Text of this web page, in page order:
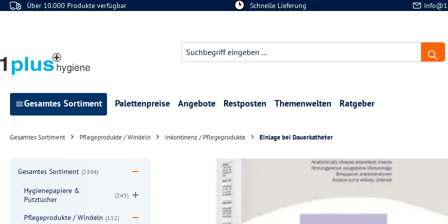
Hauptinhalt springen
Zur Suche springen
Zur Hauptnavigation springen
Über 10.000 Produkte verfügbar Schnelle Lieferung
Gesamtes Sortiment Palettenpreise Angebote Restposten Themenwelten Ratgeber
Gesamtes Sortiment Pflegeprodukte / Windeln Inkontinenz / Pflegeprodukte Einlage bei Dauerkatheter
Gesamtes Sortiment (2394)
Hygienepapiere &
Putztücher
(245)
Pflegeprodukte / Windeln (112)